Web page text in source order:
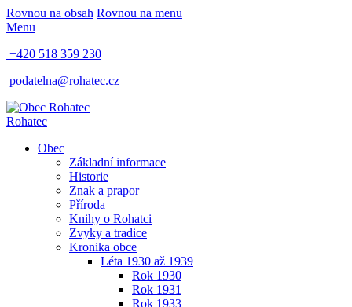
Rovnou na obsah Rovnou na menu
Menu
+420 518 359 230
podatelna@rohatec.cz
Rohatec
Obec
Základní informace
Historie
Znak a prapor
Příroda
Knihy o Rohatci
Zvyky a tradice
Kronika obce
Léta 1930 až 1939
Rok 1930
Rok 1931
Rok 1933